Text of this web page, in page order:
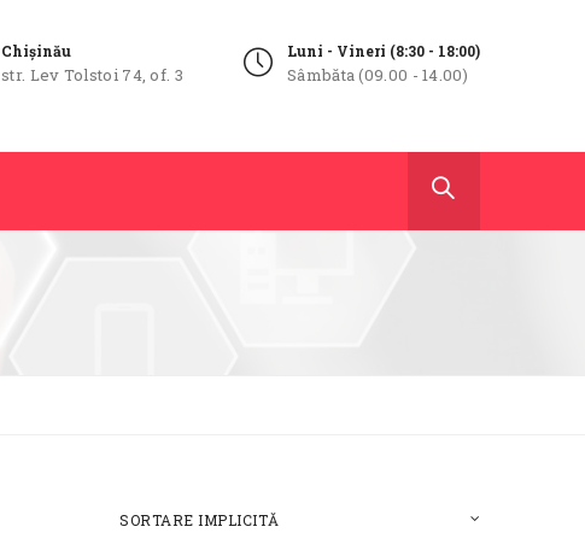
Chișinău
str. Lev Tolstoi 74, of. 3
Luni - Vineri (8:30 - 18:00)
Sâmbăta (09.00 - 14.00)